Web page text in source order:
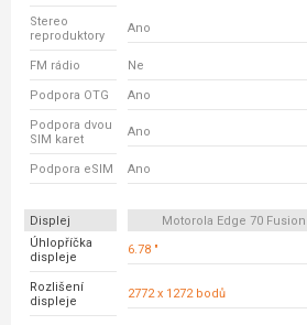
Stereo
reproduktory
Ano
FM rádio Ne
Podpora OTG Ano
Podpora dvou
SIM karet
Ano
Podpora eSIM Ano
Displej Motorola Edge 70 Fusion
Úhlopříčka
displeje
6.78 "
Rozlišení
displeje
2772 x 1272 bodů